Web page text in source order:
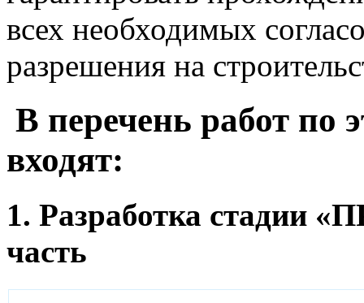
всех необходимых
разрешения на
В перечень работ по
входят:
1. Разработка стадии
часть